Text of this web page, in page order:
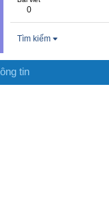
0
Tìm kiếm
tin